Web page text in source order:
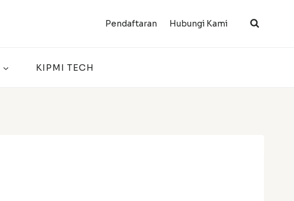
Pendaftaran Hubungi Kami
KIPMI TECH